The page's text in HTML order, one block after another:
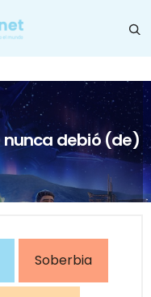
nunca debió (de)
Soberbia